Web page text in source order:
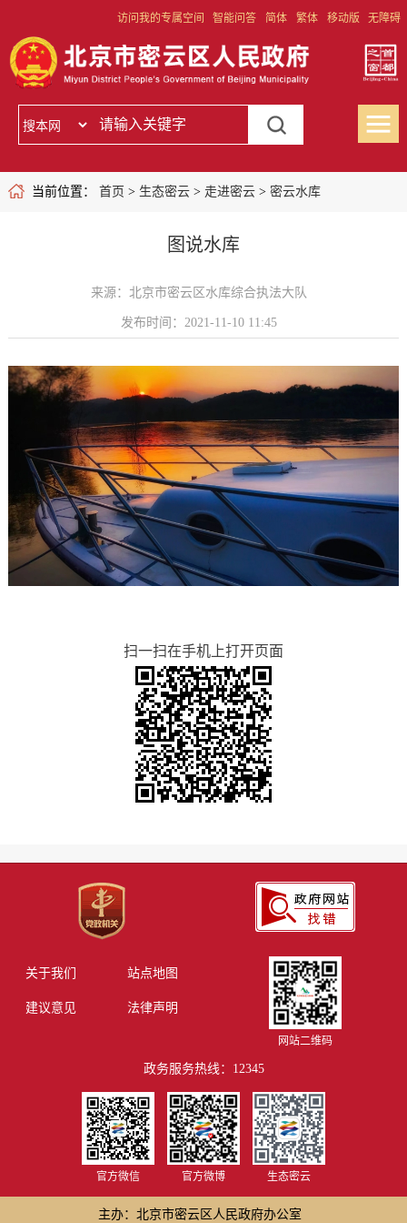
访问我的专属空间 智能问答 简体 繁体 移动版 无障碍
当前位置： 首页 > 生态密云> 走进密云> 密云水库
图说水库
来源：北京市密云区水库综合执法大队
发布时间：2021-11-10 11:45
扫一扫在手机上打开页面
关于我们 站点地图
建议意见 法律声明
网站二维码
政务服务热线：12345
官方微信 官方微博 生态密云
主办：北京市密云区人民政府办公室